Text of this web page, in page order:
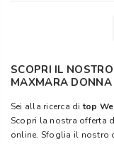
SCOPRI IL
MAXMARA DONNA
Sei alla ricerca ditop
Scopri la nostra offerta
online. Sfoglia il nostro